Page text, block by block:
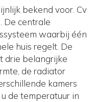
bekend voor. Cv
De centrale
waarbij één
huis regelt. De
drie belangrijke
de radiator
kamers
de temperatuur in